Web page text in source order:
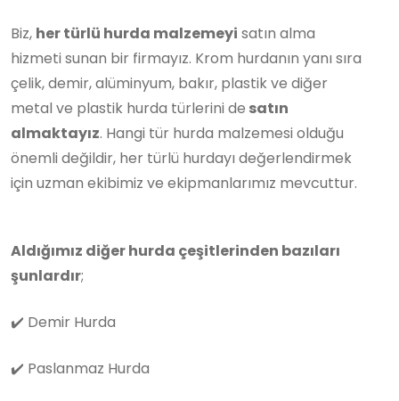
Biz, her türlü hurda malzemeyi satın alma
hizmeti sunan bir firmayız. Krom hurdanın yanı sıra
çelik, demir, alüminyum, bakır, plastik ve diğer
metal ve plastik hurda türlerini de satın
almaktayız. Hangi tür hurda malzemesi olduğu
önemli değildir, her türlü hurdayı değerlendirmek
için uzman ekibimiz ve ekipmanlarımız mevcuttur.
Aldığımız diğer hurda çeşitlerinden bazıları
şunlardır;
✔️ Demir Hurda
✔️ Paslanmaz Hurda